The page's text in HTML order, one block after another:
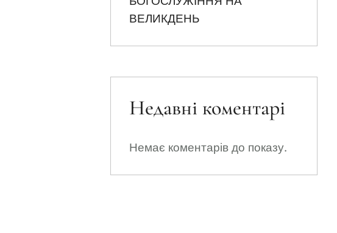
ВЕЛИКДЕНЬ
Недавні коментарі
Немає коментарів до показу.